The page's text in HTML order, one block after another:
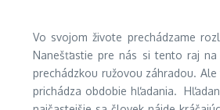
Vo svojom živote prechádzame
Nanešťastie pre nás si tento raj na
prechádzkou ružovou záhradou.
prichádza obdobie hľadania.